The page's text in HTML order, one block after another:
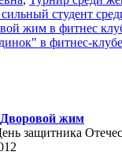
студент
жим в фитнес
в фитнес-
Дворовой жим
защитника